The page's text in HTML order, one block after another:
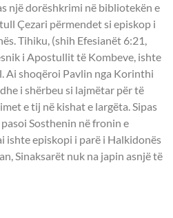
një dorëshkrimi në bibliotekën e
Çezari përmendet si episkop i
Tihiku, (shih Efesianët 6:21,
i Apostullit të Kombeve, ishte
Ai shoqëroi Pavlin nga Korinthi
i shërbeu si lajmëtar për të
e tij në kishat e largëta. Sipas
Sosthenin në fronin e
ishte episkopi i parë i Halkidonës
Sinaksarët nuk na japin asnjë të